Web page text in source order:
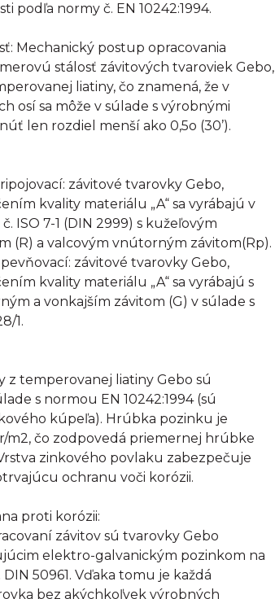
podľa normy č. EN 10242:1994.
Mechanický postup opracovania
stálosť závitových tvaroviek Gebo,
liatiny, čo znamená, že v
osí sa môže v súlade s výrobnými
len rozdiel menší ako 0,5o (30’).
závitové tvarovky Gebo,
kvality materiálu „A“ sa vyrábajú v
ISO 7-1 (DIN 2999) s kužeľovým
(R) a valcovým vnútorným závitom(Rp).
závitové tvarovky Gebo,
kvality materiálu „A“ sa vyrábajú s
a vonkajším závitom (G) v súlade s
1.
z temperovanej liatiny Gebo sú
s normou EN 10242:1994 (sú
kúpeľa). Hrúbka pozinku je
m2, čo zodpovedá priemernej hrúbke
zinkového povlaku zabezpečuje
ochranu voči korózii.
proti korózii:
závitov sú tvarovky Gebo
elektro-galvanickým pozinkom na
50961. Vďaka tomu je každá
bez akýchkoľvek výrobných